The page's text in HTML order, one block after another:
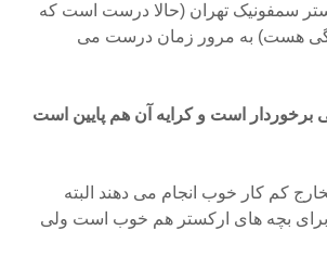
سمفونیک تهران (حالا درست است که
هست) به مرور زمان درست می
برخوردار است و کرایه آن هم پایین است
کم کار خوب انجام می دهند البته
برای بچه های ارکستر هم خوب است ولی